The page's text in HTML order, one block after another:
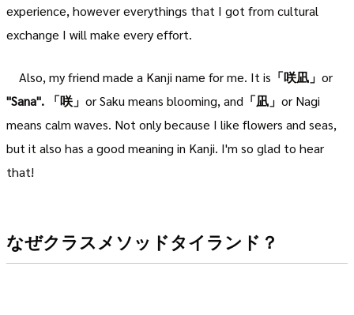
experience, however everythings that I got from cultural
exchange I will make every effort.
Also, my friend made a Kanji name for me. It is 「咲凪」 or
"Sana".
「咲」 or Saku means blooming, and 「凪」 or Nagi
means calm waves. Not only because I like flowers and seas,
but it also has a good meaning in Kanji. I'm so glad to hear
that!
なぜクラスメソッドタイランド？